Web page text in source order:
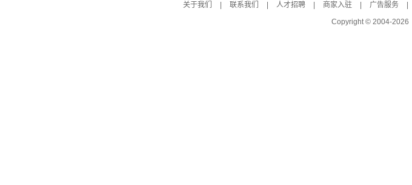
关于我们
联系我们 人才招聘 商家入驻 广告服务
Copyright © 2004-2026